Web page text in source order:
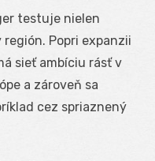
testuje nielen
Popri expanzii
sieť ambíciu rásť v
a zároveň sa
cez spriaznený